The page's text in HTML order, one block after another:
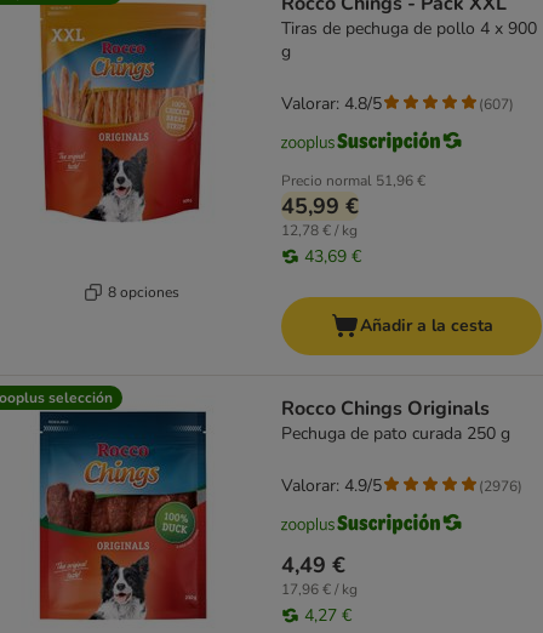
8 opciones
Tiras de pechuga de pollo 4 x 900
g
Precio normal 51,96 €
45,99 €
12,78 € / kg
43,69 €
Valorar: 4.8/5 (607)
Añadir a la cesta
selección Rocco Chings Originals
Pechuga de pato curada 250 g
4,49 €
17,96 € / kg
4,27 €
Valorar: 4.9/5 (2976)